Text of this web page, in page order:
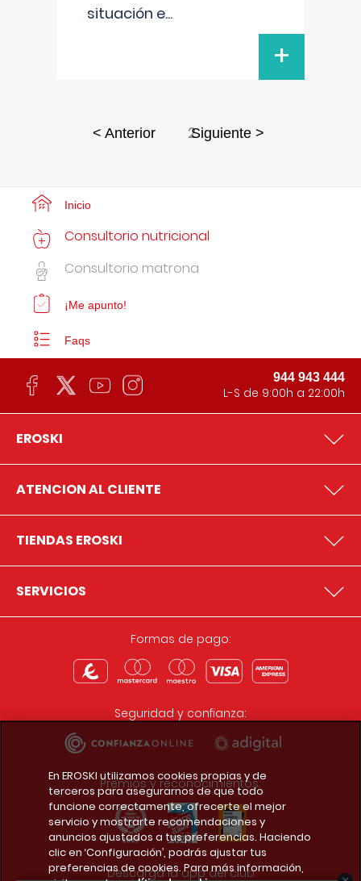
situación e...
+
< Anterior 2Siguiente >
Inicio
Consultorio nutricional
Consultorio matrona
¡Me apunto!
Faqs
944 943 444
L-S de 9:00h a 22:00h
EROSKI
ATENCION AL CLIENTE
TIENDAS EROSKI
SERVICIOS
Formas de pago:
Seguridad y confianza:
Premios y reconocimientos:
Descarga la app del club
En EROSKI utilizamos cookies propias y de
terceros para asegurarnos de que todo
funcione correctamente, ofrecerte el mejor
servicio y mostrarte recomendaciones y
anuncios ajustados a tus preferencias. Haciendo
clic en ‘Configuración’, podrás ajustar tus
preferencias de cookies. Para más información,